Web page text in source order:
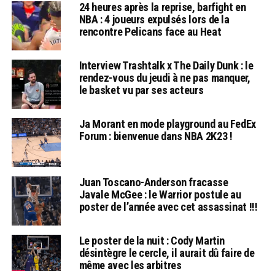
24 heures après la reprise, barfight en
NBA : 4 joueurs expulsés lors de la
rencontre Pelicans face au Heat
Interview Trashtalk x The Daily Dunk : le
rendez-vous du jeudi à ne pas manquer,
le basket vu par ses acteurs
Ja Morant en mode playground au FedEx
Forum : bienvenue dans NBA 2K23 !
Juan Toscano-Anderson fracasse
Javale McGee : le Warrior postule au
poster de l’année avec cet assassinat !!!
Le poster de la nuit : Cody Martin
désintègre le cercle, il aurait dû faire de
même avec les arbitres